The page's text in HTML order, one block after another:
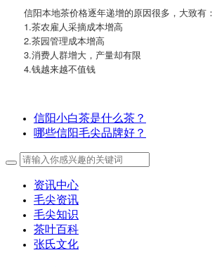
信阳本地茶价格逐年递增的原因很多，大致有：
1.茶农雇人采摘成本增高
2.茶园管理成本增高
3.消费人群增大，产量却有限
4.钱越来越不值钱
信阳小白茶是什么茶？
哪些信阳毛尖品牌好？
资讯中心
毛尖资讯
毛尖知识
茶叶百科
张氏文化